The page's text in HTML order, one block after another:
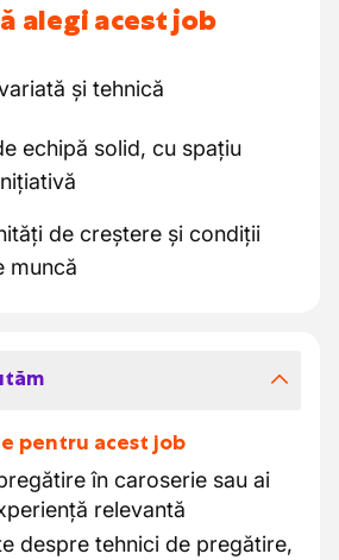
alegi acest job
și tehnică
echipă solid, cu spațiu
de creștere și condiții
muncă
pentru acest job
în caroserie sau ai
relevantă
despre tehnici de pregătire,